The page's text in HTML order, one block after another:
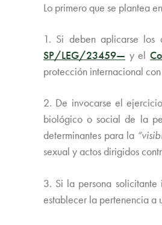
Lo primero que se plantea
1. Si deben aplicarse los
SP/LEG/23459— y el
protección internacional
2. De invocarse el
biológico o social de la
determinantes para la
sexual y actos dirigidos
3. Si la persona
establecer la pertenencia a